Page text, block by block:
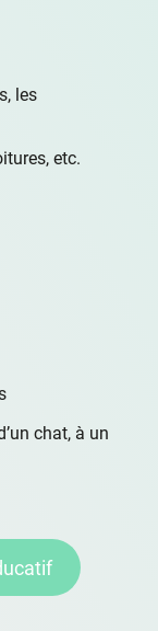
les
etc.
chat, à un